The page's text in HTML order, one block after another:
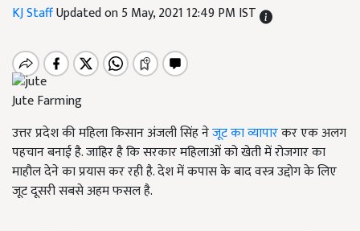
KJ StaffUpdated on 5 May, 2021 12:49 PM IST
Jute Farming
उत्तर प्रदेश की महिला किसान अंजली सिंह नेजूट का व्यापारकर एक अलग
पहचान बनाई है. जाहिर है कि सरकार महिलाओं को खेती में रोजगार का
माहौल देने का प्रयास कर रही है. देश में कपास के बाद वस्त्र उद्दोग के लिए
जूट दूसरी सबसे अहम फसल है.